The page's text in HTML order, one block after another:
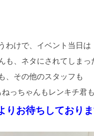
わけで、イベント当日は
も、ネタにされてしまっ
、その他のスタッフも
ねっちゃんもレンキチ君も
りお待ちしており